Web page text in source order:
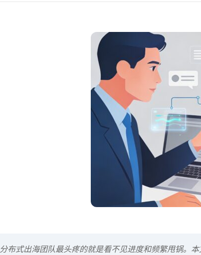
分布式出海团队最头疼的就是看不见进度和频繁甩锅。